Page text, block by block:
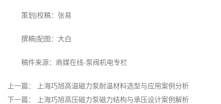
策划|校稿：张易
撰稿|配图：大白
稿件来源：商媒在线-泵阀机电专栏
上一篇：
上海巧旭高温磁力泵耐温材料选型与应用案例分析
下一篇：
上海巧旭高压磁力泵磁力结构与承压设计案例解析